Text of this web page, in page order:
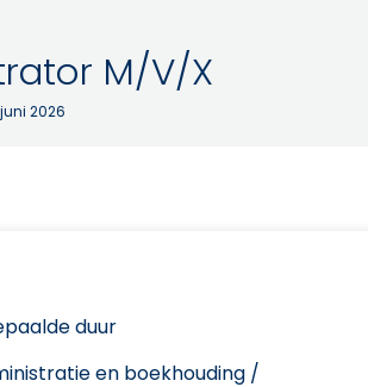
M/V/X
2026
duur
en boekhouding /